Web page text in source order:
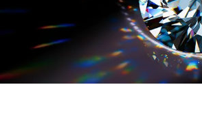
訂製對戒 戀人系列對戒
Only You 系列 Nature 系列
系列 戀人系列
經典米奇系列
士尼系列
黃金手鍊/手鐲
飾 結婚套組